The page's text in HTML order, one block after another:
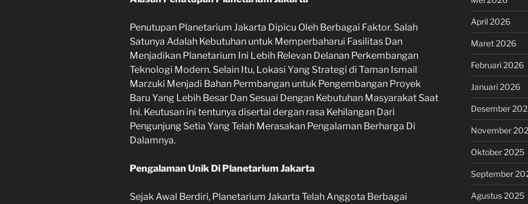
Penutupan Planetarium Jakarta Dipicu Oleh Berbagai Faktor. Salah
Satunya Adalah Kebutuhan untuk Memperbaharui Fasilitas Dan
Menjadikan Planetarium Ini Lebih Relevan Delanan Perkembangan
Teknologi Modern. Selain Itu, Lokasi Yang Strategi di Taman Ismail
Marzuki Menjadi Bahan Permbangan untuk Pengembangan Proyek
Baru Yang Lebih Besar Dan Sesuai Dengan Kebutuhan Masyarakat Saat
Ini. Keutusan ini tentunya disertai dergan rasa Kehilangan Dari
Pengunjung Setia Yang Telah Merasakan Pengalaman Berharga Di
Dalamnya.
Pengalaman Unik Di Planetarium Jakarta
Sejak Awal Berdiri, Planetarium Jakarta Telah Anggota Berbagai
April 2026
Maret 2026
Februari 2026
Januari 2026
Desember
November
Oktober 2025
September
Agustus 2025